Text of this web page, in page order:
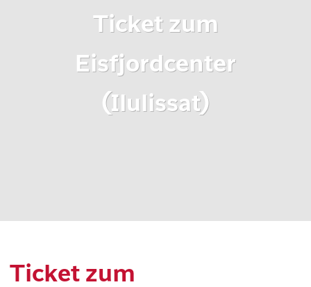
Ticket zum
Eisfjordcenter
(Ilulissat)
Ticket zum